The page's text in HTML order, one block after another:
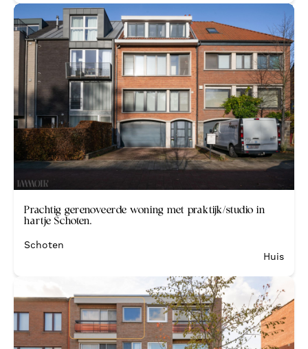
Prachtig gerenoveerde woning met praktijk/studio in
hartje Schoten.
Schoten
Huis